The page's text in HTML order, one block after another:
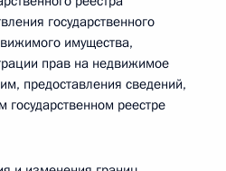
государственного
имущества,
прав на недвижимое
предоставления сведений,
реестре